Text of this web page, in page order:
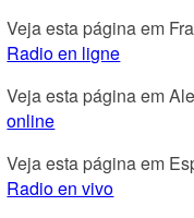
Veja esta página em
Radio en ligne
Veja esta página em
online
Veja esta página em
Radio en vivo